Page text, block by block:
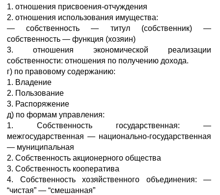
1. отношения присвоения-отчуждения
2. отношения использования имущества:
— собственность — титул (собственник) —
собственность — функция (хозяин)
3. отношения экономической реализации
собственности: отношения по получению дохода.
г) по правовому содержанию:
1. Владение
2. Пользование
3. Распоряжение
д) по формам управления:
1. Собственность государственная: —
межгосударственная — национально-государственная
— муниципальная
2. Собственность акционерного общества
3. Собственность кооператива
4. Собственность хозяйственного объединения: —
“чистая” — “смешанная”